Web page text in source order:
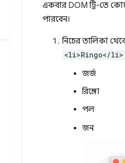
একবার DOM ট্রি-তে
পারবেন।
নিচের তালিকা
<li>Ringo</li>
জর্জ
রিঙ্গো
পল
জন